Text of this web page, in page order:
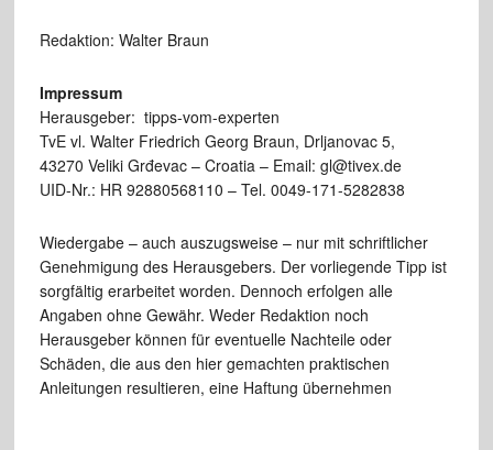
Redaktion: Walter Braun
Impressum
Herausgeber: tipps-vom-experten
TvE vl. Walter Friedrich Georg Braun, Drljanovac 5,
43270 Veliki Grđevac – Croatia – Email: gl@tivex.de
UID-Nr.: HR 92880568110 – Tel. 0049-171-5282838
Wiedergabe – auch auszugsweise – nur mit schriftlicher
Genehmigung des Herausgebers. Der vorliegende Tipp ist
sorgfältig erarbeitet worden. Dennoch erfolgen alle
Angaben ohne Gewähr. Weder Redaktion noch
Herausgeber können für eventuelle Nachteile oder
Schäden, die aus den hier gemachten praktischen
Anleitungen resultieren, eine Haftung übernehmen